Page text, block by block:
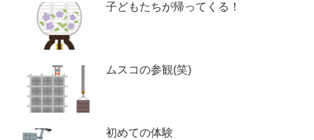
子どもたちが帰ってくる！
ムスコの参観(笑)
初めての体験